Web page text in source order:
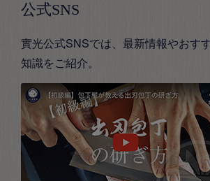
公式SNS
實光公式SNSでは、最新情報やおす
知識をご紹介。